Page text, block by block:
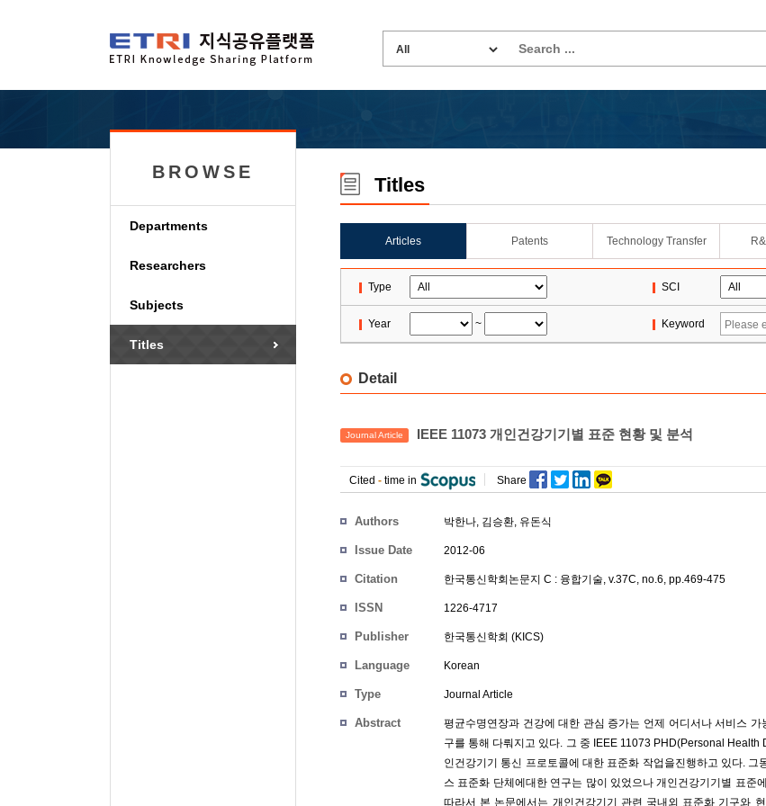
BROWSE
Departments
Researchers
Subjects
Titles
Titles
Articles Patents Technology Transfer
Type SCI
Year ~ Keyword
Detail
Journal Article IEEE 11073 개인건강기기별 표준 현황 및 분석
Cited - time in Share
Authors 박한나, 김승환, 유돈식
Issue Date 2012-06
Citation 한국통신학회논문지 C : 융합기술, v.37C, no.6, pp.469-475
ISSN 1226-4717
Publisher 한국통신학회 (KICS)
Language Korean
Type Journal Article
Abstract
평균수명연장과 건강에 대한 관심 증가는 언제 어디서나 서비스
구를 통해 다뤄지고 있다. 그 중 IEEE 11073 PHD(Personal
인건강기기 통신 프로토콜에 대한 표준화 작업을진행하고 있다.
스 표준화 단체에대한 연구는 많이 있었으나 개인건강기기별 표
따라서 본 논문에서는 개인건강기기 관련 국내외 표준화 기구와